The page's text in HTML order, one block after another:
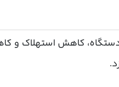
دستگاه، کاهش استهلاک